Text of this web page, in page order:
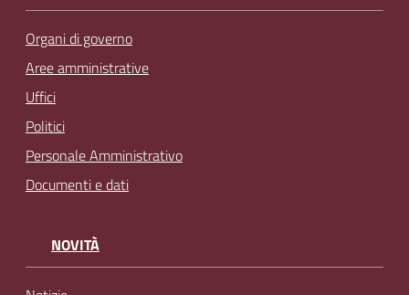
Organi di governo
Aree amministrative
Uffici
Politici
Personale Amministrativo
Documenti e dati
NOVITÀ